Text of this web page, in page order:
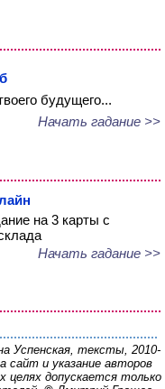
будущего...
Начать гадание >>
на 3 карты с
Начать гадание >>
Успенская, тексты, 2010-
сайт и указание авторов
целях допускается только